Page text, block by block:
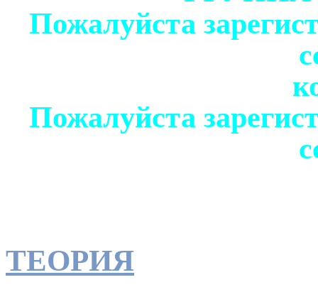
Пожалуйста
Пожалуйста
ТЕОРИЯ